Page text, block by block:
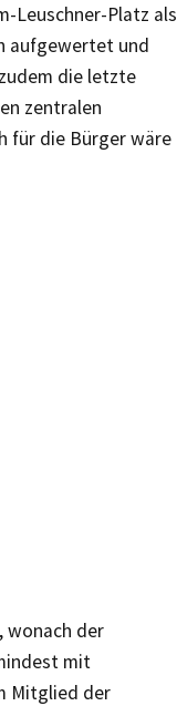
zu
regeln.
Leuschner-Platz als
aufgewertet und
die letzte
zentralen
für die Bürger wäre
wonach der
mit
Mitglied der